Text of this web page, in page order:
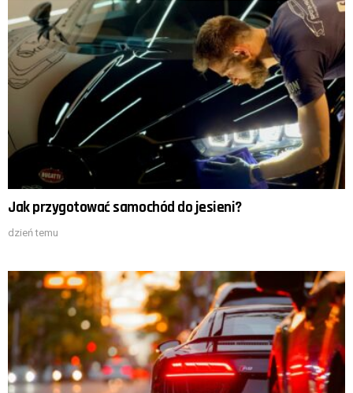
Jak przygotować samochód do jesieni?
dzień temu